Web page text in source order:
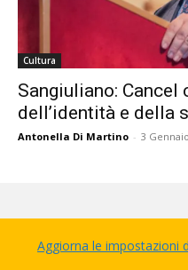
Cultura
Sangiuliano:
dell’identità e della
Antonella Di Martino - 3
Aggiorna le impostazioni